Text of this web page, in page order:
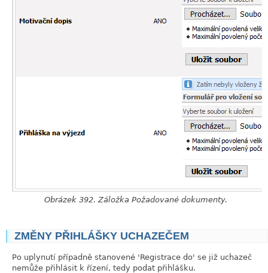
Obrázek 392. Záložka Požadované dokumenty.
ZMĚNY PŘIHLÁŠKY UCHAZEČEM
Po uplynutí případně stanovené 'Registrace do' se již uchazeč
nemůže přihlásit k řízení, tedy podat přihlášku.